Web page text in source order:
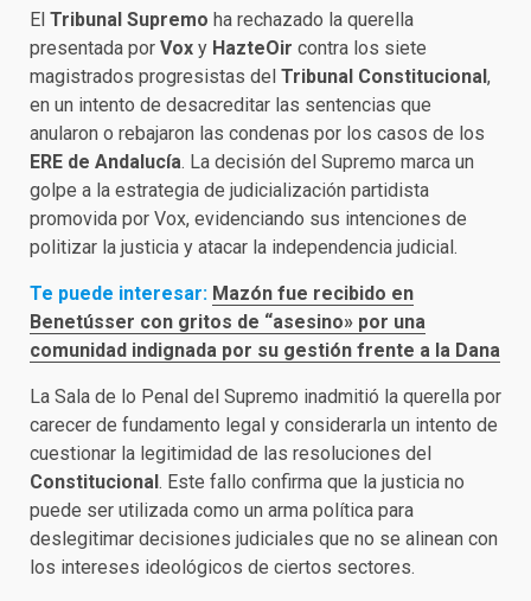
El Tribunal Supremo ha rechazado la querella
presentada por Vox y HazteOir contra los siete
magistrados progresistas del Tribunal Constitucional,
en un intento de desacreditar las sentencias que
anularon o rebajaron las condenas por los casos de los
ERE de Andalucía. La decisión del Supremo marca un
golpe a la estrategia de judicialización partidista
promovida por Vox, evidenciando sus intenciones de
politizar la justicia y atacar la independencia judicial.
Te puede interesar: Mazón fue recibido en
Benetússer con gritos de “asesino» por una
comunidad indignada por su gestión frente a la Dana
La Sala de lo Penal del Supremo inadmitió la querella por
carecer de fundamento legal y considerarla un intento de
cuestionar la legitimidad de las resoluciones del
Constitucional. Este fallo confirma que la justicia no
puede ser utilizada como un arma política para
deslegitimar decisiones judiciales que no se alinean con
los intereses ideológicos de ciertos sectores.